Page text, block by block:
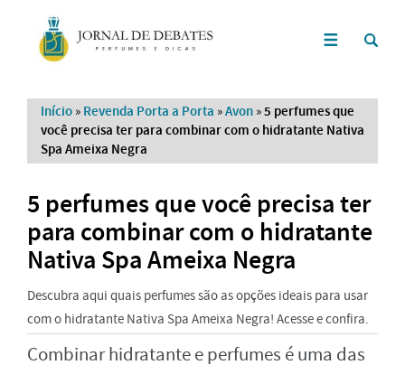
Início » Revenda Porta a Porta »Avon »5 perfumes que
você precisa ter para combinar com o hidratante Nativa
Spa Ameixa Negra
5 perfumes que você precisa ter
para combinar com o hidratante
Nativa Spa Ameixa Negra
Descubra aqui quais perfumes são as opções ideais para usar
com o hidratante Nativa Spa Ameixa Negra! Acesse e confira.
Combinar hidratante e perfumes é uma das